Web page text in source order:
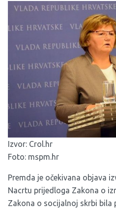
Izvor: Crol.hr
Foto: mspm.hr
Premda je očekivana objava
Nacrtu prijedloga Zakona o
Zakona o socijalnoj skrbi bila